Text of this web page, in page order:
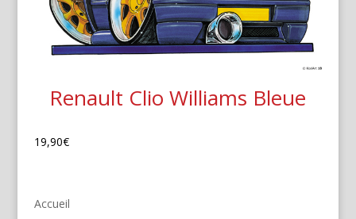
Renault Clio Williams Bleue
19,90€
Accueil